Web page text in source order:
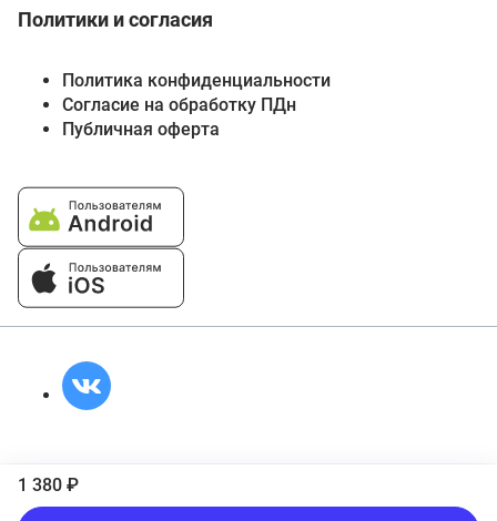
1 380 ₽
Политики и согласия
Политика конфиденциальности
Согласие на обработку ПДн
Публичная оферта